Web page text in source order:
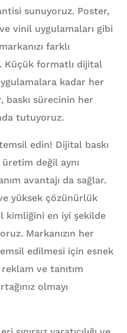
sunuyoruz. Poster,
vinil uygulamaları gibi
farklı
Küçük formatlı dijital
kadar her
baskı sürecinin her
tutuyoruz.
edin! Dijital baskı
üretim değil aynı
avantajı da sağlar.
yüksek çözünürlük
kimliğini en iyi şekilde
Markanızın her
edilmesi için esnek
ve tanıtım
olmayı